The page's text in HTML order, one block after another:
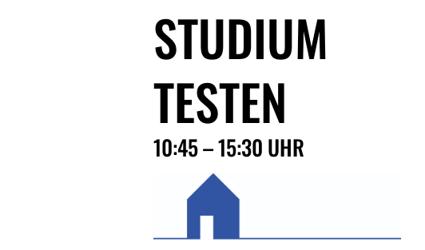
STUDIUM
TESTEN
10:45 – 15:30 UHR